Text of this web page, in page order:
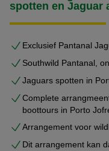
droomreis op maat
spotten en Jaguar
Exclusief Pantanal
Southwild Pantanal,
Jaguars spotten in
Complete
boottours in Porto
Arrangement voor
Dit arrangement kan